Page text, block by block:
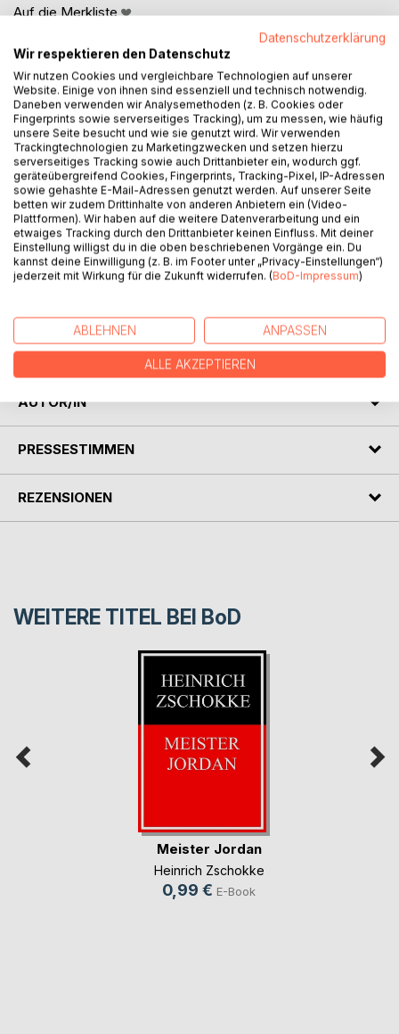
Auf die Merkliste
BESCHREIBUNG
Heinrich Zschokke (22.3.1771 - 27.6.1848) war ein
deutscher Schriftsteller und Pädagoge. Zschokke
wanderte in die Schweiz aus und übernahm dort zahlreiche
politische Ämter.
Heinrich Zschokke war zu seiner Zeit einer der
meistgelesenen deutschsprachigen Schriftsteller und
begeisterten vor allem seine Novellen ein großes Publikum.
AUTOR/IN
PRESSESTIMMEN
REZENSIONEN
WEITERE TITEL BEI BoD
Meister Jordan
Heinrich Zschokke
0,99 € E-Book
Datenschutzerklärung
Wir respektieren den Datenschutz
Wir nutzen Cookies und vergleichbare Technologien auf unserer
Website. Einige von ihnen sind essenziell und technisch notwendig.
Daneben verwenden wir Analysemethoden (z. B. Cookies oder
Fingerprints sowie serverseitiges Tracking), um zu messen, wie häufig
unsere Seite besucht und wie sie genutzt wird. Wir verwenden
Trackingtechnologien zu Marketingzwecken und setzen hierzu
serverseitiges Tracking sowie auch Drittanbieter ein, wodurch ggf.
geräteübergreifend Cookies, Fingerprints, Tracking-Pixel, IP-Adressen
sowie gehashte E-Mail-Adressen genutzt werden. Auf unserer Seite
betten wir zudem Drittinhalte von anderen Anbietern ein (Video-
Plattformen). Wir haben auf die weitere Datenverarbeitung und ein
etwaiges Tracking durch den Drittanbieter keinen Einfluss. Mit deiner
Einstellung willigst du in die oben beschriebenen Vorgänge ein. Du
kannst deine Einwilligung (z. B. im Footer unter „Privacy-Einstellungen“)
jederzeit mit Wirkung für die Zukunft widerrufen. (BoD-Impressum)
ABLEHNEN ANPASSEN
ALLE AKZEPTIEREN